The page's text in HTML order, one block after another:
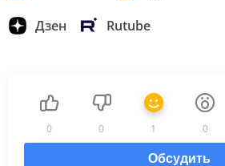
Дзен Rutube
0 0 1 0
Обсудить